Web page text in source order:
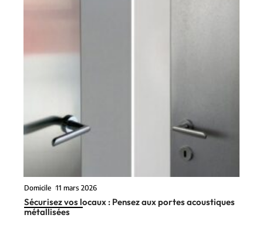
Domicile 11 mars 2026
Sécurisez vos locaux : Pensez aux portes acoustiques
métallisées